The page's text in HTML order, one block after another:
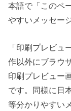
本語で「このペ
やすいメッセー
「印刷プレビュ
作以外にブラウ
印刷プレビュー
です。同様に日
等分かりやすい